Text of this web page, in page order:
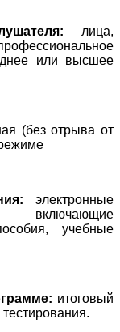
лица,
или высшее
(без отрыва от
электронные
включающие
учебные
итоговый